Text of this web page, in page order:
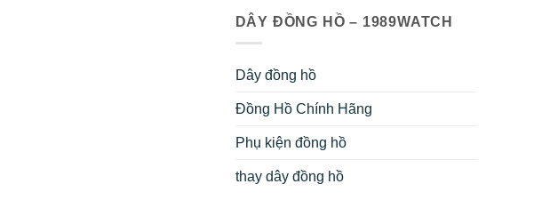
DÂY ĐỒNG HỒ – 1989WATCH
Dây đồng hồ
Đồng Hồ Chính Hãng
Phụ kiện đồng hồ
thay dây đồng hồ